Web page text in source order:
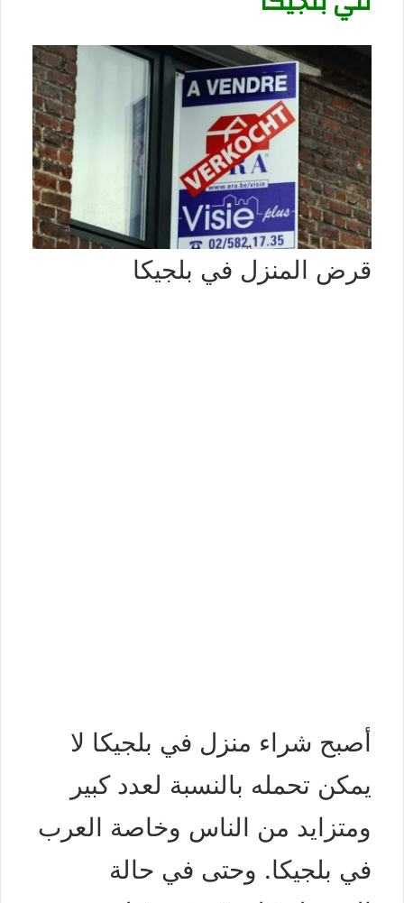
قرض المنزل في بلجيكا
أصبح شراء منزل في بلجيكا لا
يمكن تحمله بالنسبة لعدد كبير
ومتزايد من الناس وخاصة العرب
في بلجيكا. وحتى في حالة